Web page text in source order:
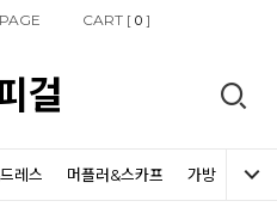
CART [0 ]
걸
레스 머플러&스카프 가방 신발